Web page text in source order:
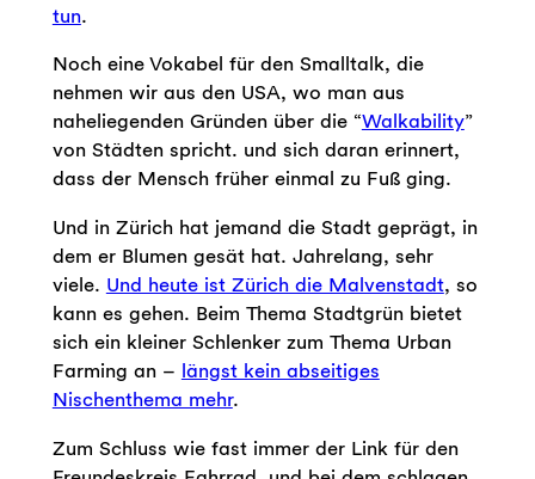
tun.
Noch eine Vokabel für den Smalltalk, die
nehmen wir aus den USA, wo man aus
naheliegenden Gründen über die “Walkability”
von Städten spricht. und sich daran erinnert,
dass der Mensch früher einmal zu Fuß ging.
Und in Zürich hat jemand die Stadt geprägt, in
dem er Blumen gesät hat. Jahrelang, sehr
viele. Und heute ist Zürich die Malvenstadt, so
kann es gehen. Beim Thema Stadtgrün bietet
sich ein kleiner Schlenker zum Thema Urban
Farming an – längst kein abseitiges
Nischenthema mehr.
Zum Schluss wie fast immer der Link für den